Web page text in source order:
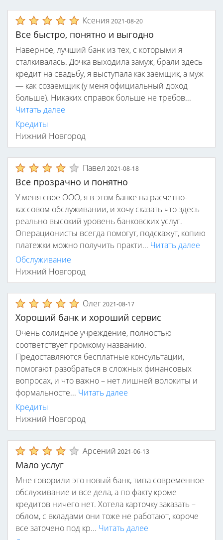
Ксения 2021-08-20
Все быстро, понятно и выгодно
Наверное, лучший банк из тех, с которыми я
сталкивалась. Дочка выходила замуж, брали здесь
кредит на свадьбу, я выступала как заемщик, а муж
— как созаемщик (у меня официальный доход
больше). Никаких справок больше не требов...
Читать далее
Кредиты
Нижний Новгород
Павел 2021-08-18
Все прозрачно и понятно
У меня свое ООО, я в этом банке на расчетно-
кассовом обслуживании, и хочу сказать что здесь
реально высокий уровень банковских услуг.
Операционисты всегда помогут, подскажут, копию
платежки можно получить практи... Читать далее
Обслуживание
Нижний Новгород
Олег2021-08-17
Хороший банк и хороший сервис
Очень солидное учреждение, полностью
соответствует громкому названию.
Предоставляются бесплатные консультации,
помогают разобраться в сложных финансовых
вопросах, и что важно – нет лишней волокиты и
формальносте... Читать далее
Кредиты
Нижний Новгород
Арсений 2021-06-13
Мало услуг
Мне говорили это новый банк, типа современное
обслуживание и все дела, а по факту кроме
кредитов ничего нет. Хотела карточку заказать –
облом, с вкладами они тоже не работают, короче
все заточено под кр... Читать далее